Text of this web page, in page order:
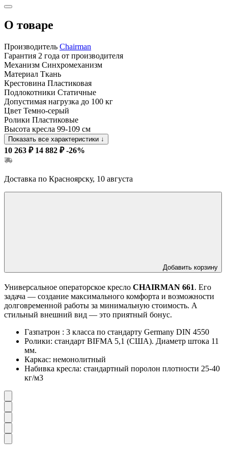
О товаре
Производитель Chairman
Гарантия 2 года от производителя
Механизм Синхромеханизм
Материал Ткань
Крестовина Пластиковая
Подлокотники Статичные
Допустимая нагрузка до 100 кг
Цвет Темно-серый
Ролики Пластиковые
Высота кресла 99-109 см
Показать все характеристики ↓
10 263 ₽ 14 882 ₽ -26%
Доставка по Красноярску, 10 августа
Добавить корзину
Универсальное операторское кресло CHAIRMAN 661. Его
задача — создание максимального комфорта и возможности
долговременной работы за минимальную стоимость. А
стильный внешний вид — это приятный бонус.
Газпатрон : 3 класса по стандарту Germany DIN 4550
Ролики: стандарт BIFMA 5,1 (США). Диаметр штока 11
мм.
Каркас: немонолитный
Набивка кресла: стандартный поролон плотности 25-40
кг/м3